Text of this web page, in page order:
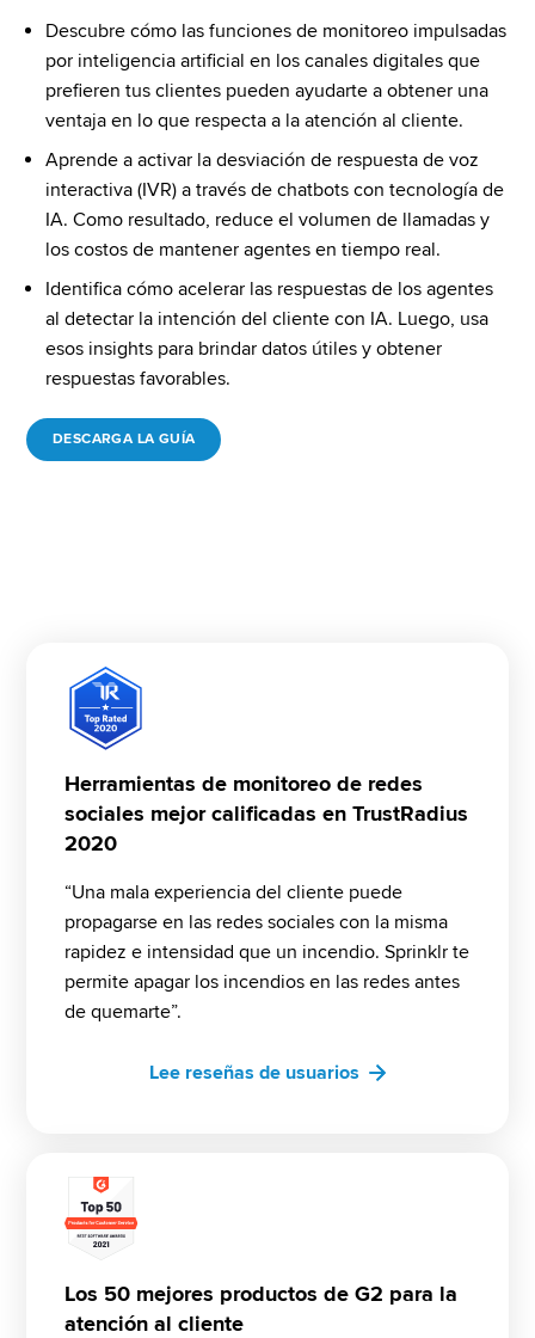
Descubre cómo las funciones de monitoreo impulsadas
por inteligencia artificial en los canales digitales que
prefieren tus clientes pueden ayudarte a obtener una
ventaja en lo que respecta a la atención al cliente.
Aprende a activar la desviación de respuesta de voz
interactiva (IVR) a través de chatbots con tecnología de
IA. Como resultado, reduce el volumen de llamadas y
los costos de mantener agentes en tiempo real.
Identifica cómo acelerar las respuestas de los agentes
al detectar la intención del cliente con IA. Luego, usa
esos insights para brindar datos útiles y obtener
respuestas favorables.
DESCARGA LA GUÍA
Herramientas de monitoreo de redes
sociales mejor calificadas en TrustRadius
2020
“Una mala experiencia del cliente puede
propagarse en las redes sociales con la misma
rapidez e intensidad que un incendio. Sprinklr te
permite apagar los incendios en las redes antes
de quemarte”.
Lee reseñas de usuarios
Los 50 mejores productos de G2 para la
atención al cliente